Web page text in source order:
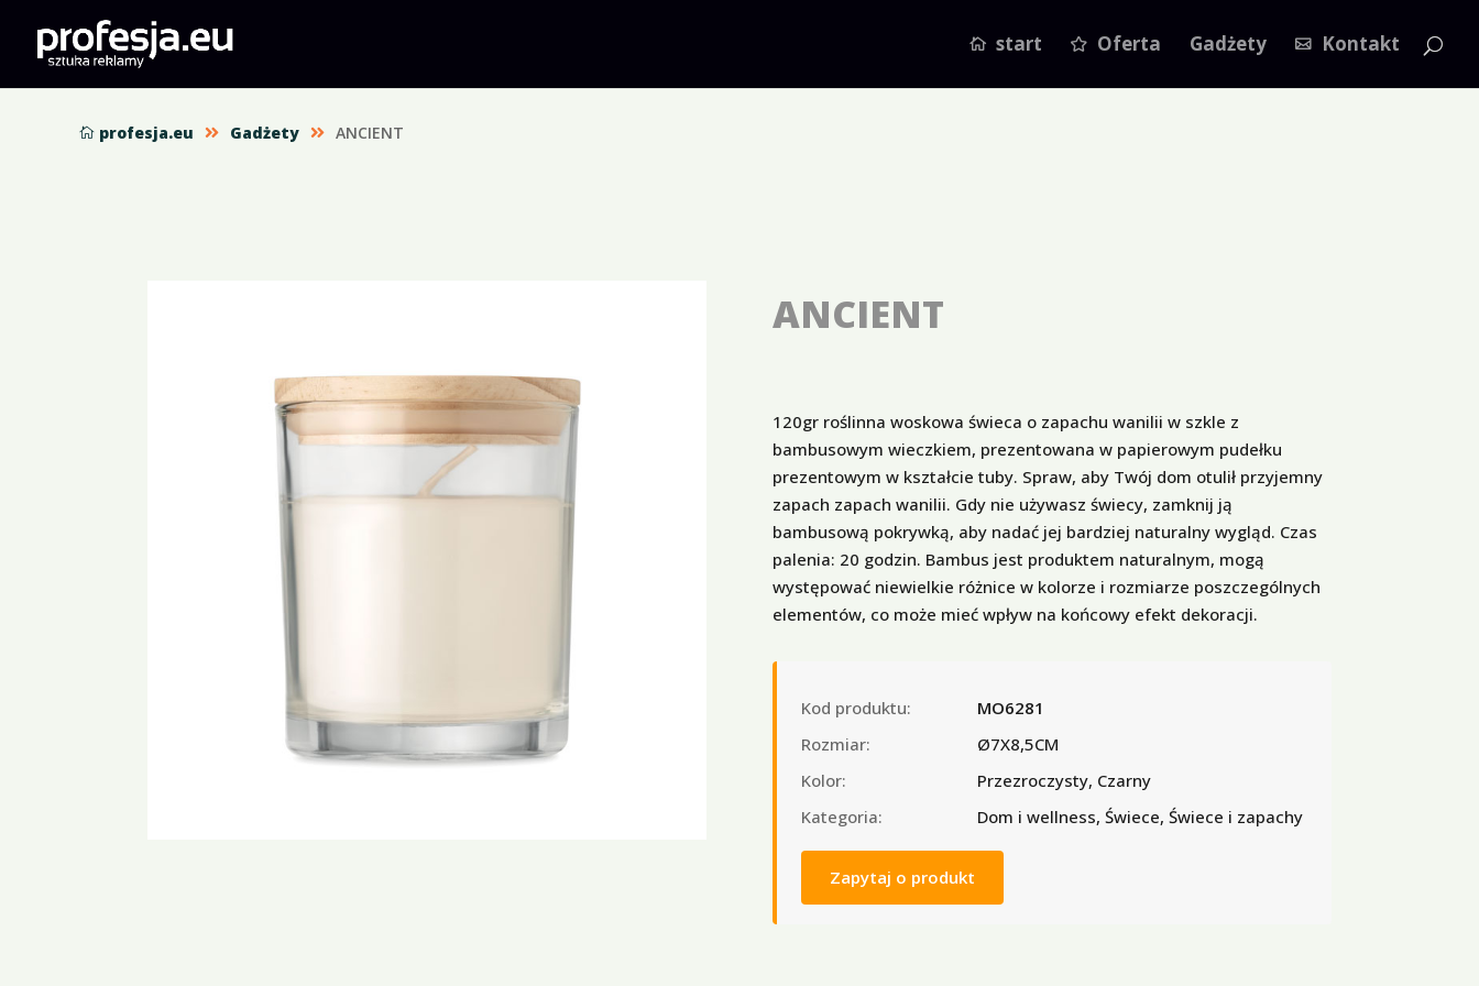
start Oferta Gadżety Kontakt
 profesja.eu  Gadżety  ANCIENT
ANCIENT
120gr roślinna woskowa świeca o zapachu wanilii w szkle z
bambusowym wieczkiem, prezentowana w papierowym pudełku
prezentowym w kształcie tuby. Spraw, aby Twój dom otulił przyjemny
zapach zapach wanilii. Gdy nie używasz świecy, zamknij ją
bambusową pokrywką, aby nadać jej bardziej naturalny wygląd. Czas
palenia: 20 godzin. Bambus jest produktem naturalnym, mogą
występować niewielkie różnice w kolorze i rozmiarze poszczególnych
elementów, co może mieć wpływ na końcowy efekt dekoracji.
Kod produktu:
MO6281
Rozmiar:
Ø7X8,5CM
Kolor:
Przezroczysty, Czarny
Kategoria:
Dom i wellness, Świece, Świece i zapachy
Zapytaj o produkt